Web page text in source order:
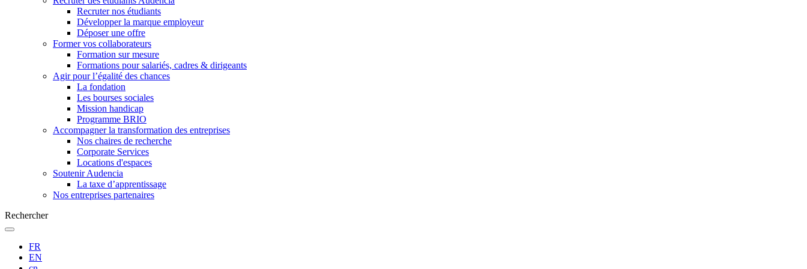
Recruter nos étudiants
Développer la marque employeur
Déposer une offre
Former vos collaborateurs
Formation sur mesure
Formations pour salariés, cadres & dirigeants
Agir pour l’égalité des chances
La fondation
Les bourses sociales
Mission handicap
Programme BRIO
Accompagner la transformation des entreprises
Nos chaires de recherche
Corporate Services
Locations d'espaces
Soutenir Audencia
La taxe d’apprentissage
Nos entreprises partenaires
Rechercher
FR
EN